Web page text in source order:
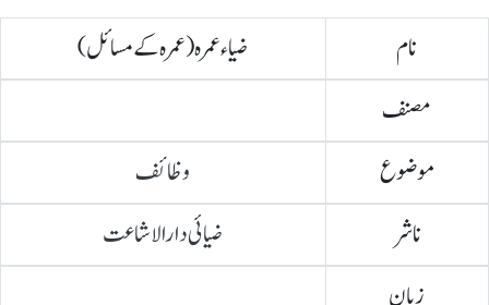
ضیاء عمرہ (عمرہ کے مسائل)
نام
مصنف
وظائف
موضوع
ضیائی دارالاشاعت
ناشر
زبان